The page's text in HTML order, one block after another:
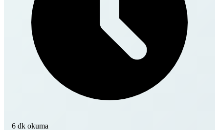
6 dk okuma